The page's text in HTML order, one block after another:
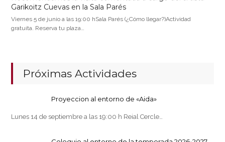
Garikoitz Cuevas en la Sala Parés
Viernes 5 de junio a las 19:00 hSala Parés (¿Cómo llegar?)Actividad
gratuita. Reserva tu plaza…
Próximas Actividades
Proyeccion al entorno de «Aida»
Lunes 14 de septiembre a las 19:00 h Reial Cercle…